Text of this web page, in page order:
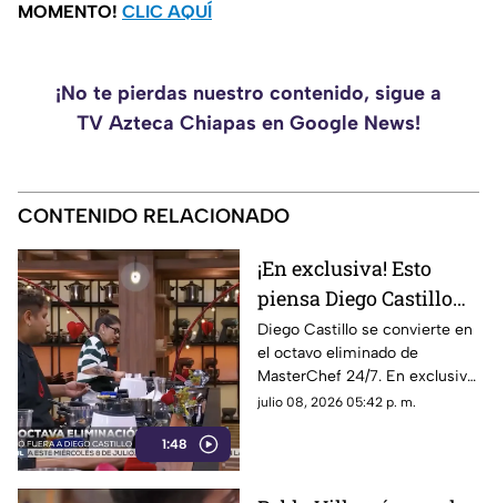
MOMENTO! CLIC AQUÍ
¡No te pierdas nuestro contenido, sigue a
TV Azteca Chiapas en Google News!
CONTENIDO RELACIONADO
1:48
¡En exclusiva! Esto
piensa Diego Castillo
tras ser el octavo
eliminado de
MasterChef 24/7
Diego Castillo se convierte en
el octavo eliminado de
MasterChef 24/7. En exclusiva,
el cocinero nos revela su
julio 08, 2026 05:42 p. m.